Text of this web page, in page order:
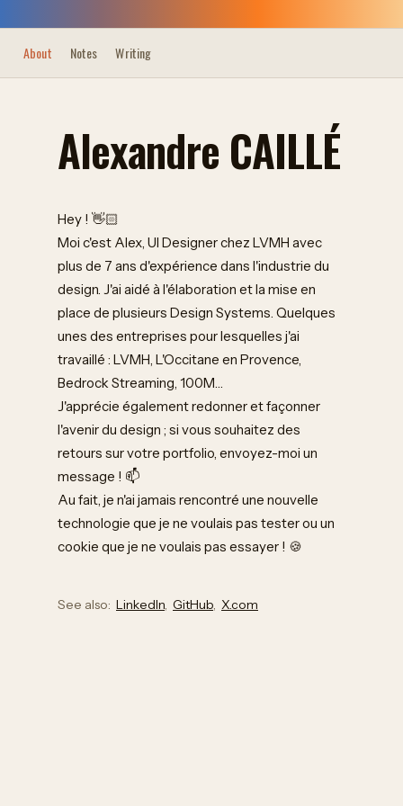
About Notes Writing
Alexandre CAILLÉ
Hey ! 👋🏻
Moi c'est Alex, UI Designer chez LVMH avec
plus de 7 ans d'expérience dans l'industrie du
design. J'ai aidé à l'élaboration et la mise en
place de plusieurs Design Systems. Quelques
unes des entreprises pour lesquelles j'ai
travaillé : LVMH, L'Occitane en Provence,
Bedrock Streaming, 100M…
J'apprécie également redonner et façonner
l'avenir du design ; si vous souhaitez des
retours sur votre portfolio, envoyez-moi un
message ! 📫
Au fait, je n'ai jamais rencontré une nouvelle
technologie que je ne voulais pas tester ou un
cookie que je ne voulais pas essayer ! 🍪
See also: LinkedIn, GitHub, X.com